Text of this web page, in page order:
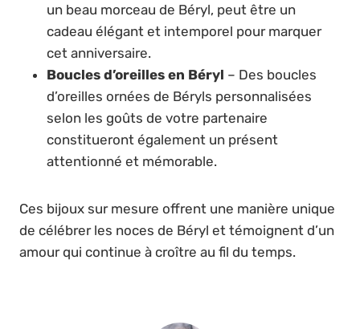
un beau morceau de Béryl, peut être un
cadeau élégant et intemporel pour marquer
cet anniversaire.
Boucles d’oreilles en Béryl – Des boucles
d’oreilles ornées de Béryls personnalisées
selon les goûts de votre partenaire
constitueront également un présent
attentionné et mémorable.
Ces bijoux sur mesure offrent une manière unique
de célébrer les noces de Béryl et témoignent d’un
amour qui continue à croître au fil du temps.